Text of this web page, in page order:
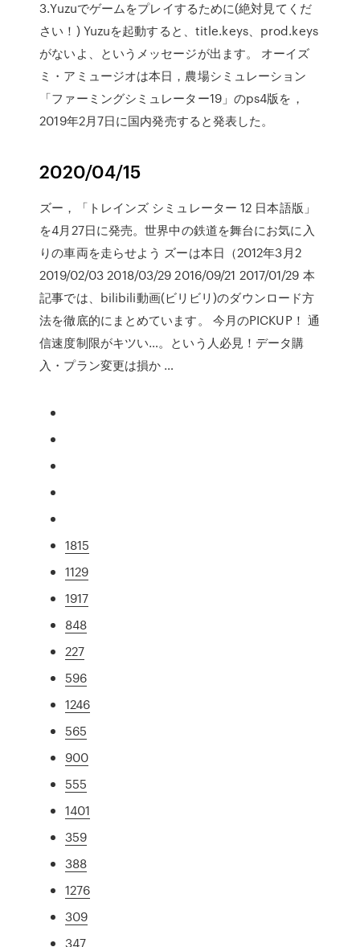
3.Yuzuでゲームをプレイするために(絶対見てくだ
さい！) Yuzuを起動すると、title.keys、prod.keys
がないよ、というメッセージが出ます。 オーイズ
ミ・アミュージオは本日，農場シミュレーション
「ファーミングシミュレーター19」のps4版を，
2019年2月7日に国内発売すると発表した。
2020/04/15
ズー，「トレインズ シミュレーター 12 日本語版」
を4月27日に発売。世界中の鉄道を舞台にお気に入
りの車両を走らせよう ズーは本日（2012年3月2
2019/02/03 2018/03/29 2016/09/21 2017/01/29 本
記事では、bilibili動画(ビリビリ)のダウンロード方
法を徹底的にまとめています。 今月のPICKUP！ 通
信速度制限がキツい…。という人必見！データ購
入・プラン変更は損か …
1815
1129
1917
848
227
596
1246
565
900
555
1401
359
388
1276
309
347